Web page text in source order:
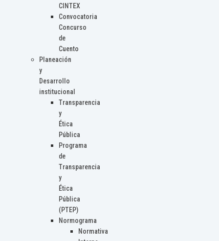
CINTEX
Convocatoria
Concurso
de
Cuento
Planeación
y
Desarrollo
institucional
Transparencia
y
Ética
Pública
Programa
de
Transparencia
y
Ética
Pública
(PTEP)
Normograma
Normativa